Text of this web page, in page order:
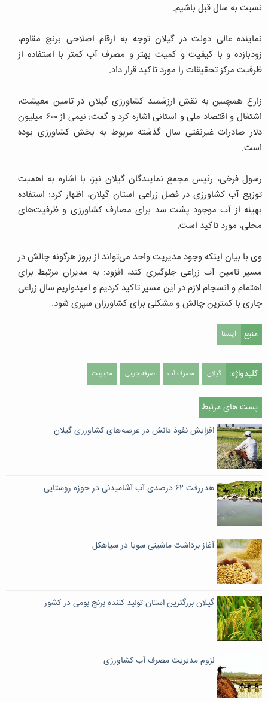
نسبت به سال قبل باشیم.
نماینده عالی دولت در گیلان توجه به ارقام اصلاحی برنج مقاوم،
زودبازده و با کیفیت و کمیت بهتر و مصرف آب کمتر با استفاده از
ظرفیت مرکز تحقیقات را مورد تاکید قرار داد.
زارع همچنین به نقش ارزشمند کشاورزی گیلان در تامین معیشت،
اشتغال و اقتصاد ملی و استانی اشاره کرد و گفت: نیمی از ۶۰۰ میلیون
دلار صادرات غیرنفتی سال گذشته مربوط به بخش کشاورزی بوده
است.
رسول فرخی، رئیس مجمع نمایندگان گیلان نیز، با اشاره به اهمیت
توزیع آب کشاورزی در فصل زراعی استان گیلان، اظهار کرد: استفاده
بهینه از آب موجود پشت سد برای مصارف کشاورزی و ظرفیت‌های
محلی، مورد تاکید است.
وی با بیان اینکه وجود مدیریت واحد می‌تواند از بروز هرگونه چالش در
مسیر تامین آب زراعی جلوگیری کند، افزود: به مدیران مرتبط برای
اهتمام و انسجام لازم در این مسیر تاکید کردیم و امیدواریم سال زراعی
جاری با کمترین چالش و مشکلی برای کشاورزان سپری شود.
منبع ایسنا
کلیدواژه: گیلان مصرف آب صرفه جویی مدیریت
پست های مرتبط
افزایش نفوذ دانش در عرصه های کشاورزی گیلان
هدررفت ۶۲ درصدی آب آشامیدنی در حوزه روستایی
آغاز برداشت ماشینی سویا در سیاهکل
گیلان بزرگترین استان تولید کننده برنج بومی در کشور
لزوم مدیریت مصرف آب کشاورزی